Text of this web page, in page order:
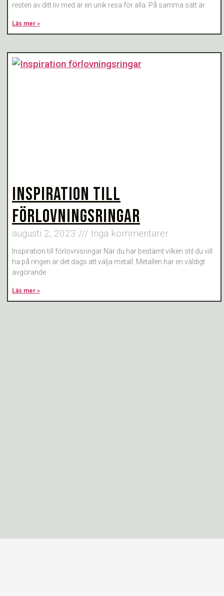
resten av ditt liv med är en unik resa för alla. På samma sätt är
Läs mer »
INSPIRATION TILL
FÖRLOVNINGSRINGAR
augusti 2, 2023 Inga kommentarer
Inspiration till förlovnisringar När du har bestämt vilken stil du vill
ha på ringen är det dags att välja metall. Metallen har en väldigt
avgörande
Läs mer »